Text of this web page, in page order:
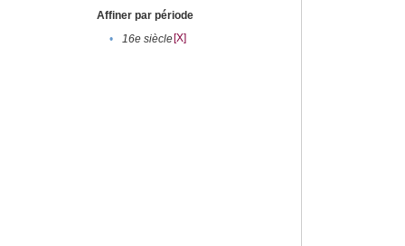
Affiner par période
•
16e siècle[X]